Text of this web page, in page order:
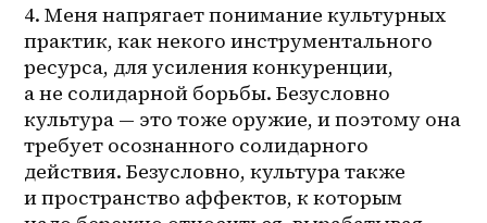
4. Меня напрягает понимание культурных
практик, как некого инструментального
ресурса, для усиления конкуренции,
а не солидарной борьбы. Безусловно
культура — это тоже оружие, и поэтому она
требует осознанного солидарного
действия. Безусловно, культура также
и пространство аффектов, к которым